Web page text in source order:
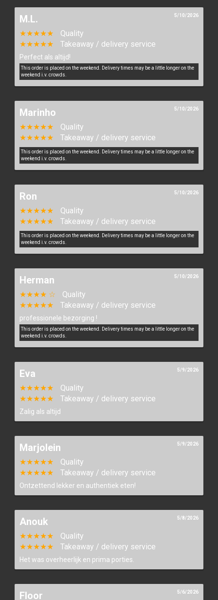
M.L.
★★★★★
Quality
★★★★★
Takeaway / delivery service
Perfect als altijd!
This order is placed on the weekend. Delivery times may be a little longer on the
weekend i.v. crowds.
5/10/2026
Marinho
★★★★★
Quality
★★★★★
Takeaway / delivery service
This order is placed on the weekend. Delivery times may be a little longer on the
weekend i.v. crowds.
5/10/2026
Ron
★★★★★
Quality
★★★★★
Takeaway / delivery service
This order is placed on the weekend. Delivery times may be a little longer on the
weekend i.v. crowds.
5/10/2026
Herman
★★★★ ☆
Quality
★★★★★
Takeaway / delivery service
professionele bezorging !
This order is placed on the weekend. Delivery times may be a little longer on the
weekend i.v. crowds.
5/10/2026
Eva
★★★★★
Quality
★★★★★
Takeaway / delivery service
Zalig als altijd
5/9/2026
Marjolein
★★★★★
Quality
★★★★★
Takeaway / delivery service
Ontzettend lekker en authentiek eten!
5/9/2026
Anouk
★★★★★
Quality
★★★★★
Takeaway / delivery service
Het was overheerlijk en prima porties.
5/8/2026
Floor 5/6/2026